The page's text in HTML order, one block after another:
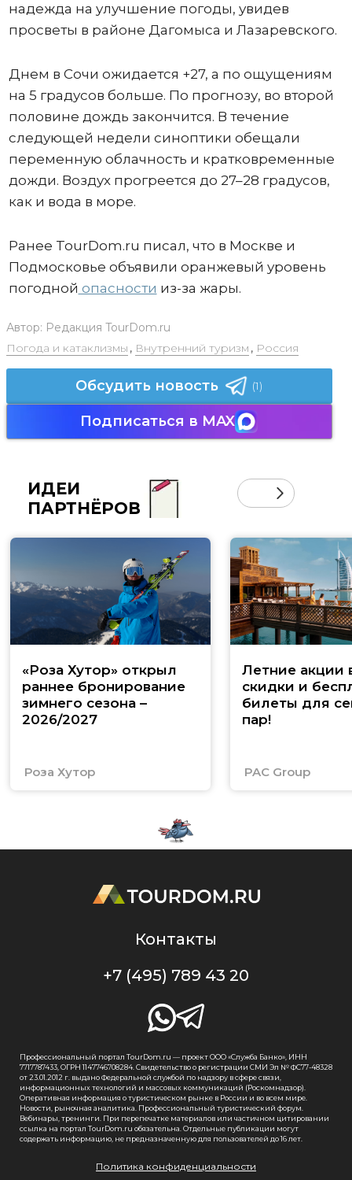
надежда на улучшение погоды, увидев
просветы в районе Дагомыса и Лазаревского.
Днем в Сочи ожидается +27, а по ощущениям
на 5 градусов больше. По прогнозу, во второй
половине дождь закончится. В течение
следующей недели синоптики обещали
переменную облачность и кратковременные
дожди. Воздух прогреется до 27–28 градусов,
как и вода в море.
Ранее TourDom.ru писал, что в Москве и
Подмосковье объявили оранжевый уровень
погодной опасности из-за жары.
Автор: Редакция TourDom.ru
Погода и катаклизмы , Внутренний туризм , Россия
Обсудить новость (1)
Подписаться в MAX
ИДЕИ
ПАРТНЁРОВ
«Роза Хутор» открыл
раннее бронирование
зимнего сезона –
2026/2027
Роза Хутор
Летние акции
скидки и
билеты для
пар!
PAC Group
Контакты
+7 (495) 789 43 20
Профессиональный портал TourDom.ru — проект ООО «Служба Банко», ИНН
7717787433, ОГРН 1147746708284. Свидетельство о регистрации СМИ Эл № ФС77-48328
от 23.01.2012 г. выдано Федеральной службой по надзору в сфере связи,
информационных технологий и массовых коммуникаций (Роскомнадзор).
Оперативная информация о туристическом рынке в России и во всем мире.
Новости, рыночная аналитика. Профессиональный туристический форум.
Вебинары, тренинги. При перепечатке материалов или частичном цитировании
ссылка на портал TourDom.ru обязательна. Отдельные публикации могут
содержать информацию, не предназначенную для пользователей до 16 лет.
Политика конфиденциальности